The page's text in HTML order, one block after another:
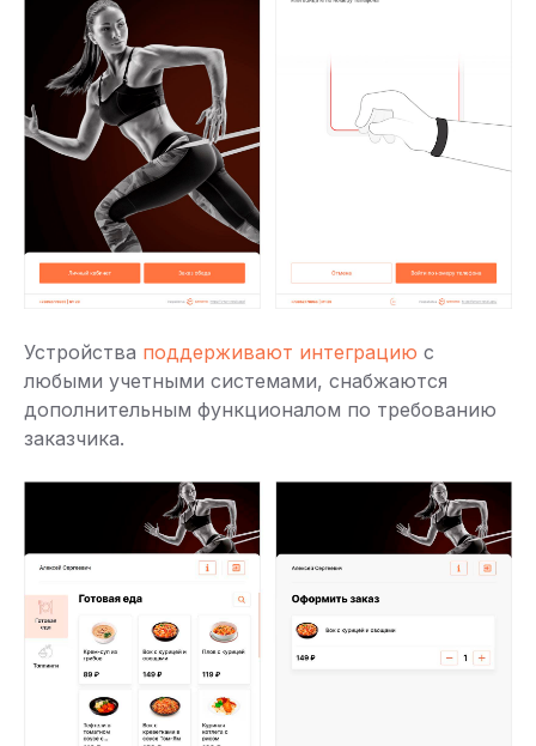
Устройства поддерживают интеграцию с
любыми учетными системами, снабжаются
дополнительным функционалом по требованию
заказчика.